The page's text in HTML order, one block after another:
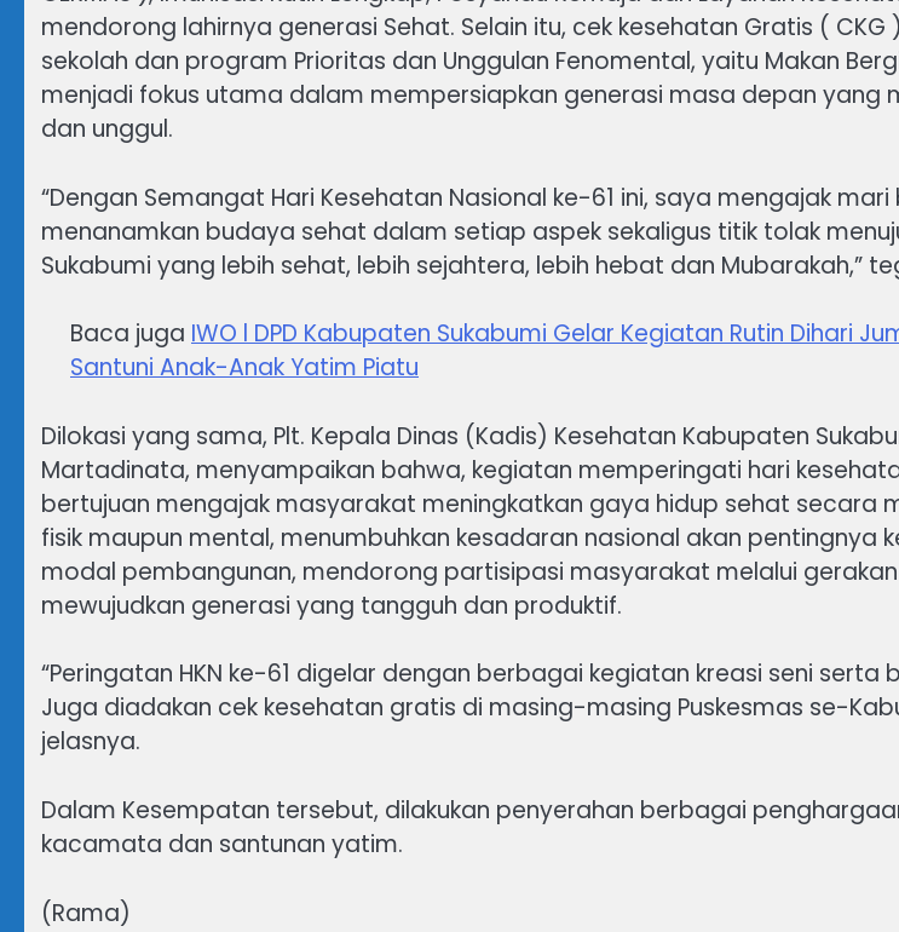
mendorong lahirnya generasi Sehat. Selain itu, cek kesehatan Gratis ( CKG
sekolah dan program Prioritas dan Unggulan Fenomental, yaitu Makan
menjadi fokus utama dalam mempersiapkan generasi masa depan yang
dan unggul.
“Dengan Semangat Hari Kesehatan Nasional ke-61 ini, saya mengajak
menanamkan budaya sehat dalam setiap aspek sekaligus titik tolak
Sukabumi yang lebih sehat, lebih sejahtera, lebih hebat dan Mubarakah,”
Baca juga IWO l DPD Kabupaten Sukabumi Gelar Kegiatan Rutin Dihari
Santuni Anak-Anak Yatim Piatu
Dilokasi yang sama, Plt. Kepala Dinas (Kadis) Kesehatan Kabupaten
Martadinata, menyampaikan bahwa, kegiatan memperingati hari
bertujuan mengajak masyarakat meningkatkan gaya hidup sehat secara
fisik maupun mental, menumbuhkan kesadaran nasional akan pentingnya
modal pembangunan, mendorong partisipasi masyarakat melalui
mewujudkan generasi yang tangguh dan produktif.
“Peringatan HKN ke-61 digelar dengan berbagai kegiatan kreasi seni serta
Juga diadakan cek kesehatan gratis di masing-masing Puskesmas se-
jelasnya.
Dalam Kesempatan tersebut, dilakukan penyerahan berbagai
kacamata dan santunan yatim.
(Rama)